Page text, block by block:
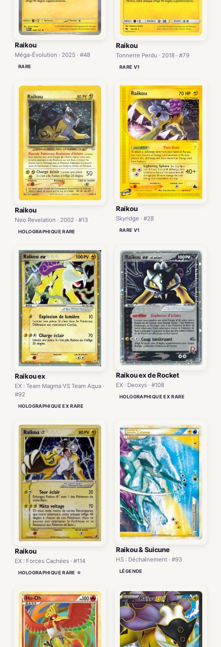
Raikou
Méga-Évolution · 2025 · #48
RARE
Raikou
Tonnerre Perdu · 2018 · #79
RARE V1
Raikou
Neo Revelation · 2002 · #13
HOLOGRAPHIQUE RARE
Raikou
Skyridge · #28
RARE V1
Raikou ex
EX : Team Magma VS Team Aqua ·
#92
HOLOGRAPHIQUE EX RARE
Raikou ex de Rocket
EX : Deoxys · #108
HOLOGRAPHIQUE EX RARE
Raikou
EX : Forces Cachées · #114
HOLOGRAPHIQUE RARE ☆
Raikou & Suicune
HS : Déchaînement · #93
LÉGENDE